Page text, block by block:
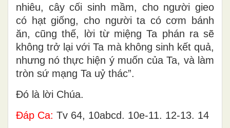
nhiêu, cây cối sinh mầm, cho người gieo
có hạt giống, cho người ta có cơm bánh
ăn, cũng thế, lời từ miệng Ta phán ra sẽ
không trở lại với Ta mà không sinh kết quả,
nhưng nó thực hiện ý muốn của Ta, và làm
tròn sứ mạng Ta uỷ thác”.
Ðó là lời Chúa.
Ðáp Ca: Tv 64, 10abcd. 10e-11. 12-13. 14